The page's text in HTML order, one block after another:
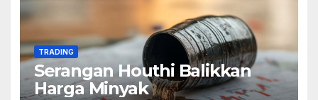
TRADING
Serangan Houthi Balikkan
Harga Minyak